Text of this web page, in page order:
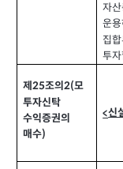
자산
운
집
투
제25조의2(모
투자신탁
수익증권의
매수)
<신